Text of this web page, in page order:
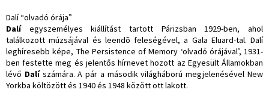
Dalí “olvadó órája”
Dalí egyszemélyes kiállítást tartott Párizsban 1929-ben, ahol
találkozott múzsájával és leendõ feleségével, a Gala Eluard-tal. Dalí
leghíresebb képe, The Persistence of Memory ‘olvadó órájával’, 1931-
ben festette meg és jelentős hírnevet hozott az Egyesült Államokban
lévő Dalí számára. A pár a második világháború megjelenésével New
Yorkba költözött és 1940 és 1948 között ott lakott.